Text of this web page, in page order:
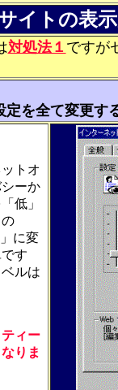
イトの表
対処法１ ですが
定を全て変更す
トオ
ーか
低」
に変
す
ルは
ィー
りま